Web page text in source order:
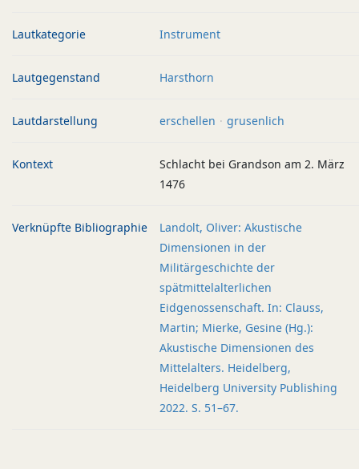
Lautkategorie Instrument
Lautgegenstand Harsthorn
Lautdarstellung erschellen grusenlich
Kontext
Schlacht bei Grandson am 2. März
1476
Verknüpfte Bibliographie
Landolt, Oliver: Akustische
Dimensionen in der
Militärgeschichte der
spätmittelalterlichen
Eidgenossenschaft. In: Clauss,
Martin; Mierke, Gesine (Hg.):
Akustische Dimensionen des
Mittelalters. Heidelberg,
Heidelberg University Publishing
2022. S. 51–67.